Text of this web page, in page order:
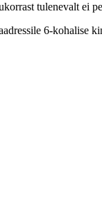
tulenevalt ei
6-kohalise